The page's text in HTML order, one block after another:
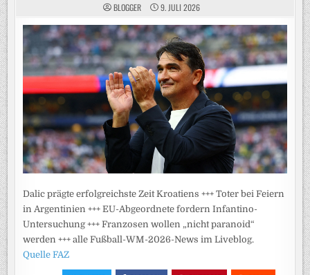
BLOGGER 9. JULI 2026
Dalic prägte erfolgreichste Zeit Kroatiens +++ Toter bei Feiern
in Argentinien +++ EU-Abgeordnete fordern Infantino-
Untersuchung +++ Franzosen wollen „nicht paranoid“
werden +++ alle Fußball-WM-2026-News im Liveblog.
Quelle FAZ